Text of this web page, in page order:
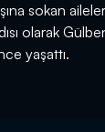
sokan
olarak
yaşattı.